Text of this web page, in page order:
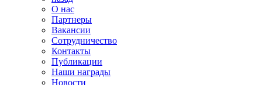
О нас
Партнеры
Вакансии
Сотрудничество
Контакты
Публикации
Наши награды
Новости